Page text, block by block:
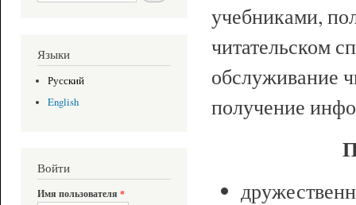
Языки
Русский
English
Войти
Имя пользователя *
учебниками,
читательском
обслуживание
получение